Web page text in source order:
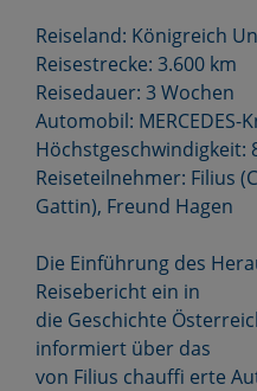
Reiseland: Königreich
Reisestrecke: 3.600 km
Reisedauer: 3 Wochen
Automobil: MERCEDES-
Höchstgeschwindigkeit:
Reiseteilnehmer: Filius
Gattin), Freund Hagen
Die Einführung des
Reisebericht ein in
die Geschichte
informiert über das
von Filius chauffi erte